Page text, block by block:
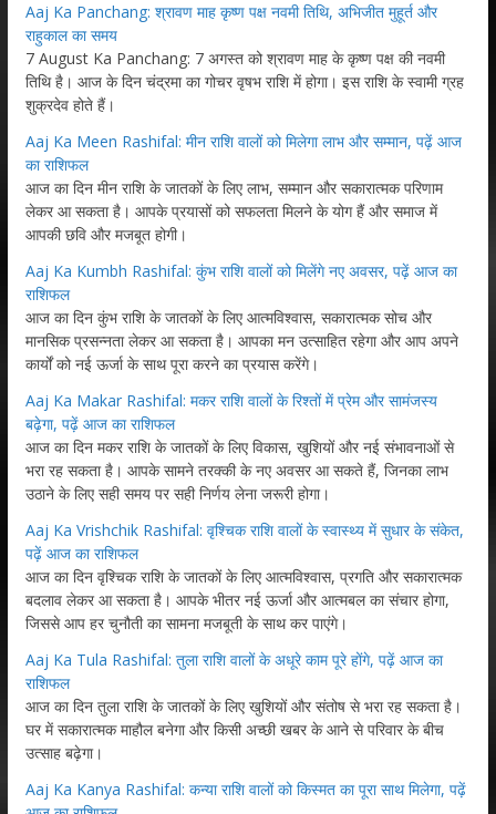
Aaj Ka Panchang: श्रावण माह कृष्ण पक्ष नवमी तिथि, अभिजीत मुहूर्त और
राहुकाल का समय
7 August Ka Panchang: 7 अगस्त को श्रावण माह के कृष्ण पक्ष की नवमी
तिथि है। आज के दिन चंद्रमा का गोचर वृषभ राशि में होगा। इस राशि के स्वामी ग्रह
शुक्रदेव होते हैं।
Aaj Ka Meen Rashifal: मीन राशि वालों को मिलेगा लाभ और सम्मान, पढ़ें आज
का राशिफल
आज का दिन मीन राशि के जातकों के लिए लाभ, सम्मान और सकारात्मक परिणाम
लेकर आ सकता है। आपके प्रयासों को सफलता मिलने के योग हैं और समाज में
आपकी छवि और मजबूत होगी।
Aaj Ka Kumbh Rashifal: कुंभ राशि वालों को मिलेंगे नए अवसर, पढ़ें आज का
राशिफल
आज का दिन कुंभ राशि के जातकों के लिए आत्मविश्वास, सकारात्मक सोच और
मानसिक प्रसन्नता लेकर आ सकता है। आपका मन उत्साहित रहेगा और आप अपने
कार्यों को नई ऊर्जा के साथ पूरा करने का प्रयास करेंगे।
Aaj Ka Makar Rashifal: मकर राशि वालों के रिश्तों में प्रेम और सामंजस्य
बढ़ेगा, पढ़ें आज का राशिफल
आज का दिन मकर राशि के जातकों के लिए विकास, खुशियों और नई संभावनाओं से
भरा रह सकता है। आपके सामने तरक्की के नए अवसर आ सकते हैं, जिनका लाभ
उठाने के लिए सही समय पर सही निर्णय लेना जरूरी होगा।
Aaj Ka Vrishchik Rashifal: वृश्चिक राशि वालों के स्वास्थ्य में सुधार के संकेत,
पढ़ें आज का राशिफल
आज का दिन वृश्चिक राशि के जातकों के लिए आत्मविश्वास, प्रगति और सकारात्मक
बदलाव लेकर आ सकता है। आपके भीतर नई ऊर्जा और आत्मबल का संचार होगा,
जिससे आप हर चुनौती का सामना मजबूती के साथ कर पाएंगे।
Aaj Ka Tula Rashifal: तुला राशि वालों के अधूरे काम पूरे होंगे, पढ़ें आज का
राशिफल
आज का दिन तुला राशि के जातकों के लिए खुशियों और संतोष से भरा रह सकता है।
घर में सकारात्मक माहौल बनेगा और किसी अच्छी खबर के आने से परिवार के बीच
उत्साह बढ़ेगा।
Aaj Ka Kanya Rashifal: कन्या राशि वालों को किस्मत का पूरा साथ मिलेगा, पढ़ें